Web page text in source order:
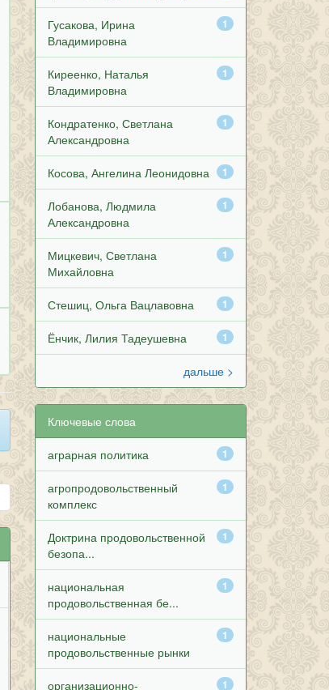
1
Гусакова, Ирина
Владимировна
1
Киреенко, Наталья
Владимировна
1
Кондратенко, Светлана
Александровна
1
Косова, Ангелина Леонидовна
1
Лобанова, Людмила
Александровна
1
Мицкевич, Светлана
Михайловна
1
Стешиц, Ольга Вацлавовна
1
Ёнчик, Лилия Тадеушевна
дальше >
Ключевые слова
1
аграрная политика
1
агропродовольственный
комплекс
1
Доктрина продовольственной
безопа...
1
национальная
продовольственная бе...
1
национальные
продовольственные рынки
1
организационно-